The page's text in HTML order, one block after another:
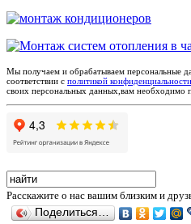
Мы получаем и обрабатываем персональные
соответствии с политикой конфиденциальности
своих персональных данных,вам необходимо
Расскажите о нас вашим близким и
Поделиться…